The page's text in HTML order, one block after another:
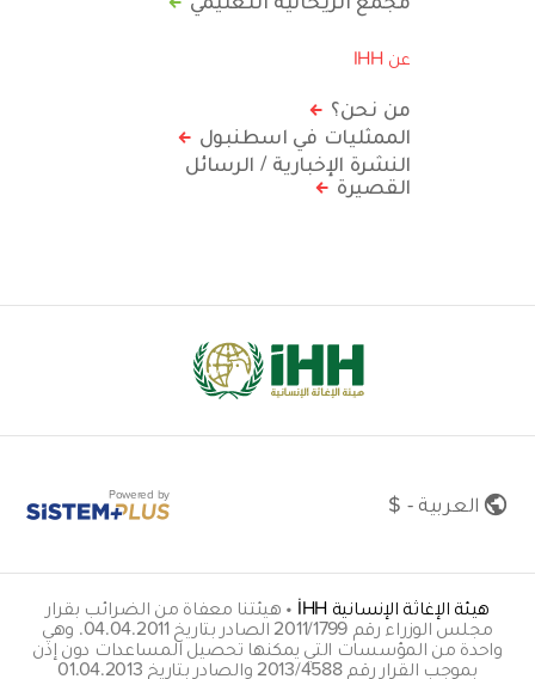
عن IHH
من نحن؟
الممثليات في اسطنبول
النشرة الإخبارية / الرسائل
القصيرة
العربية - $ Powered by
هيئة الإغاثة الإنسانية İHH • هيئتنا معفاة من الضرائب بقرار
مجلس الوزراء رقم 2011/1799 الصادر بتاريخ 04.04.2011. وهي
واحدة من المؤسسات التي يمكنها تحصيل المساعدات دون إذن
بموجب القرار رقم 2013/4588 والصادر بتاريخ 01.04.2013